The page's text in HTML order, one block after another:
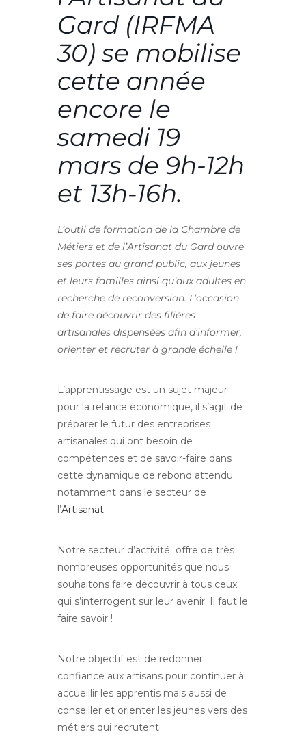
Gard (IRFMA
30) se mobilise
cette année
encore le
samedi 19
mars de 9h-12h
et 13h-16h.
L’outil de formation de la Chambre de
Métiers et de l’Artisanat du Gard ouvre
ses portes au grand public, aux jeunes
et leurs familles ainsi qu’aux adultes en
recherche de reconversion. L’occasion
de faire découvrir des filières
artisanales dispensées afin d’informer,
orienter et recruter à grande échelle !
L’apprentissage est un sujet majeur
pour la relance économique, il s’agit de
préparer le futur des entreprises
artisanales qui ont besoin de
compétences et de savoir-faire dans
cette dynamique de rebond attendu
notamment dans le secteur de
l’Artisanat.
Notre secteur d’activité offre de très
nombreuses opportunités que nous
souhaitons faire découvrir à tous ceux
qui s’interrogent sur leur avenir. Il faut le
faire savoir !
Notre objectif est de redonner
confiance aux artisans pour continuer à
accueillir les apprentis mais aussi de
conseiller et orienter les jeunes vers des
métiers qui recrutent